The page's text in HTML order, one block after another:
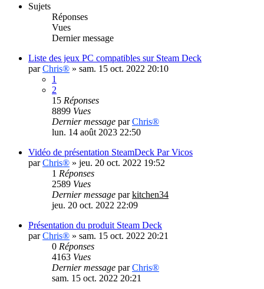
Sujets
Réponses
Vues
Dernier message
Liste des jeux PC compatibles sur Steam Deck
parChris® » sam. 15 oct. 2022 20:10
1
2
15 Réponses
8899 Vues
Dernier message parChris®
lun. 14 août 2023 22:50
Vidéo de présentation SteamDeck Par Vicos
parChris® » jeu. 20 oct. 2022 19:52
1 Réponses
2589 Vues
Dernier message parkitchen34
jeu. 20 oct. 2022 22:09
Présentation du produit Steam Deck
parChris® » sam. 15 oct. 2022 20:21
0 Réponses
4163 Vues
Dernier message parChris®
sam. 15 oct. 2022 20:21